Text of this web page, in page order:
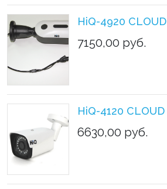
HiQ-4920 CLOUD
7150,00 руб.
HiQ-4120 CLOUD
6630,00 руб.